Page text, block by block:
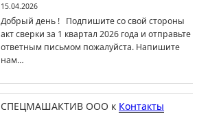
15.04.2026
Добрый день ! Подпишите со свой стороны
акт сверки за 1 квартал 2026 года и отправьте
ответным письмом пожалуйста. Напишите
нам…
СПЕЦМАШАКТИВ ООО к Контакты